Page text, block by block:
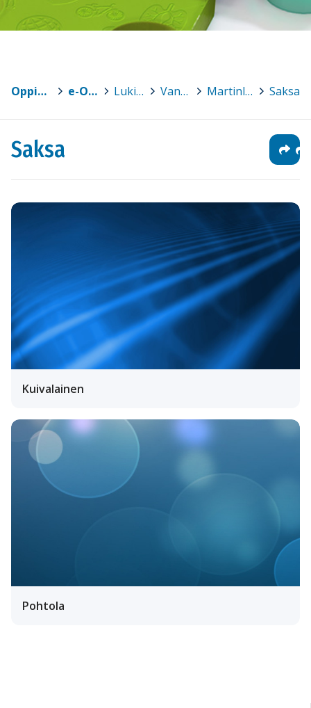
Oppimateriaalit > e-Oppi > Lukiot > Vantaa > Martinlaakson lukio > Saksa
Saksa
Kuivalainen
Pohtola